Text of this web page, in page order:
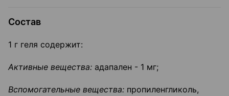
Состав
1 г геля содержит:
Активные вещества: адапален - 1 мг;
Вспомогательные вещества: пропиленгликоль,